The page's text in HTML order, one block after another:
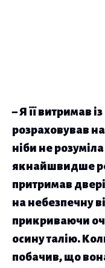
– Я її витримав
розраховував
ніби не
якнайшвидше
притримав
на небезпечну
прикриваючи
осину талію.
побачив, що